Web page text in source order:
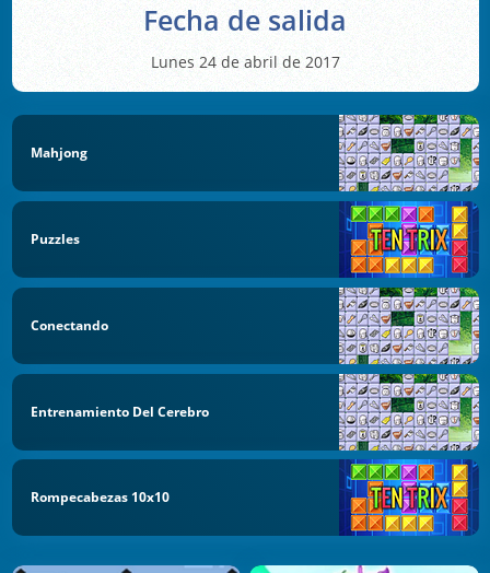
Fecha de salida
Lunes 24 de abril de 2017
Mahjong
Puzzles
Conectando
Entrenamiento Del Cerebro
Rompecabezas 10x10